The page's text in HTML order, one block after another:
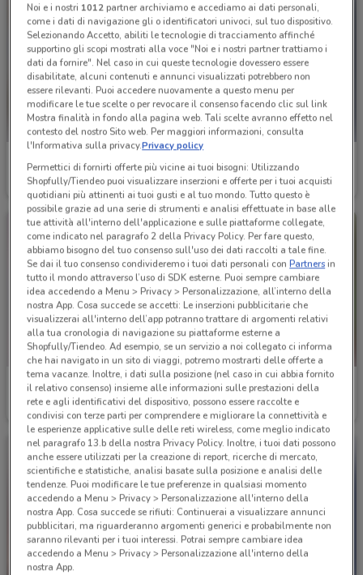
Cam
Scade il 31/12 673 m
Cam
Scade il 31/12 673 m
Giocheria
Scade giovedì 1.1 km
Giocheria
Scade giovedì 1.1 km
Noi e i nostri 1012partner archiviamo e accediamo ai dati personali,
come i dati di navigazione gli o identificatori univoci, sul tuo dispositivo.
Selezionando Accetto, abiliti le tecnologie di tracciamento affinché
supportino gli scopi mostrati alla voce "Noi e i nostri partner trattiamo i
dati da fornire". Nel caso in cui queste tecnologie dovessero essere
disabilitate, alcuni contenuti e annunci visualizzati potrebbero non
essere rilevanti. Puoi accedere nuovamente a questo menu per
modificare le tue scelte o per revocare il consenso facendo clic sul link
Mostra finalità in fondo alla pagina web. Tali scelte avranno effetto nel
contesto del nostro Sito web. Per maggiori informazioni, consulta
l'Informativa sulla privacy.Privacy policy
Permettici di fornirti offerte più vicine ai tuoi bisogni: Utilizzando
Shopfully/Tiendeo puoi visualizzare inserzioni e offerte per i tuoi acquisti
quotidiani più attinenti ai tuoi gusti e al tuo mondo. Tutto questo è
possibile grazie ad una serie di strumenti e analisi effettuate in base alle
tue attività all'interno dell'applicazione e sulle piattaforme collegate,
come indicato nel paragrafo 2 della Privacy Policy. Per fare questo,
abbiamo bisogno del tuo consenso sull'uso dei dati raccolti a tale fine.
Se dai il tuo consenso condivideremo i tuoi dati personali conPartnersin
tutto il mondo attraverso l’uso di SDK esterne. Puoi sempre cambiare
idea accedendo a Menu > Privacy > Personalizzazione, all’interno della
nostra App. Cosa succede se accetti: Le inserzioni pubblicitarie che
visualizzerai all'interno dell’app potranno trattare di argomenti relativi
alla tua cronologia di navigazione su piattaforme esterne a
Shopfully/Tiendeo. Ad esempio, se un servizio a noi collegato ci informa
che hai navigato in un sito di viaggi, potremo mostrarti delle offerte a
tema vacanze. Inoltre, i dati sulla posizione (nel caso in cui abbia fornito
il relativo consenso) insieme alle informazioni sulle prestazioni della
rete e agli identificativi del dispositivo, possono essere raccolte e
condivisi con terze parti per comprendere e migliorare la connettività e
le esperienze applicative sulle delle reti wireless, come meglio indicato
nel paragrafo 13.b della nostra Privacy Policy. Inoltre, i tuoi dati possono
anche essere utilizzati per la creazione di report, ricerche di mercato,
scientifiche e statistiche, analisi basate sulla posizione e analisi delle
tendenze. Puoi modificare le tue preferenze in qualsiasi momento
accedendo a Menu > Privacy > Personalizzazione all'interno della
nostra App. Cosa succede se rifiuti: Continuerai a visualizzare annunci
pubblicitari, ma riguarderanno argomenti generici e probabilmente non
saranno rilevanti per i tuoi interessi. Potrai sempre cambiare idea
accedendo a Menu > Privacy > Personalizzazione all'interno della
nostra App.